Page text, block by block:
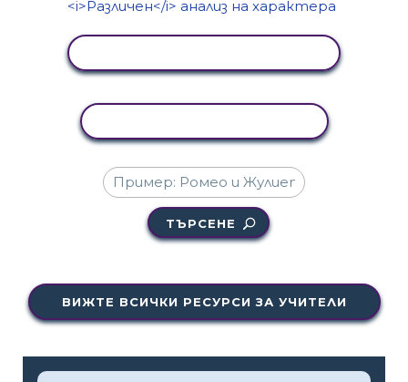
ТЪРСЕНЕ
ВИЖТЕ ВСИЧКИ РЕСУРСИ ЗА УЧИТЕЛИ